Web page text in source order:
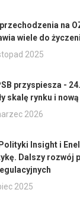
na
wiele do
2025
przyspiesza -
skalę rynku i
2026
Insight i
Dalszy rozwój
2025